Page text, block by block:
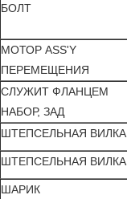
БОЛТ
МОТОР ASS'Y
ПЕРЕМЕЩЕНИЯ
СЛУЖИТ ФЛАНЦЕМ
НАБОР, ЗАД
ШТЕПСЕЛЬНАЯ ВИЛКА
ШТЕПСЕЛЬНАЯ ВИЛКА
ШАРИК